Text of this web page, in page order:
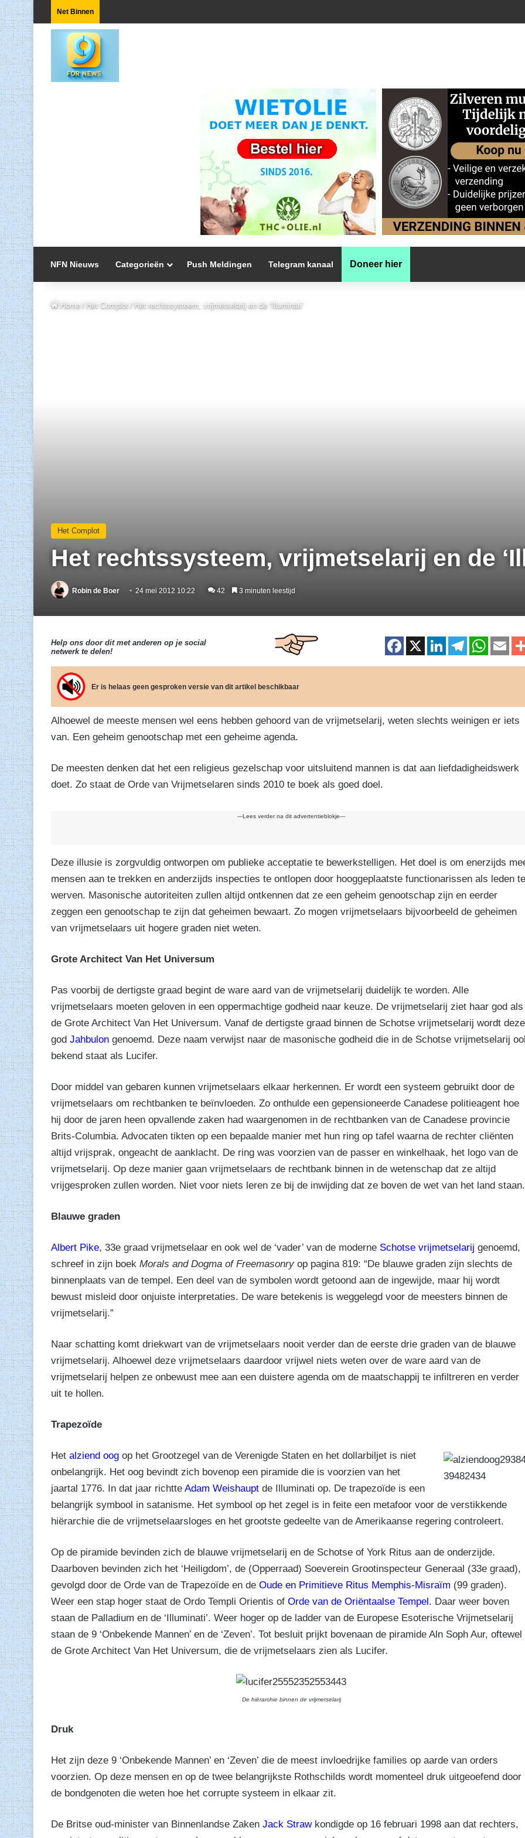
Net Binnen
NFN Nieuws Categorieën Push Meldingen Telegram kanaal Doneer hier
Home / Het Complot / Het rechtssysteem, vrijmetselarij en de ‘Illuminati’
Het Complot
Het rechtssysteem, vrijmetselarij en de
Robin de Boer 24 mei 2012 10:22 42 3 minuten leestijd
Help ons door dit met anderen op je social
netwerk te delen!
F
a
e
b
k
X
Li
n
e
dI
T
el
gr
a
W
h
s
A
E
m
Er is helaas geen gesproken versie van dit artikel beschikbaar
Alhoewel de meeste mensen wel eens hebben gehoord van de vrijmetselarij, weten slechts weinigen er iets
van. Een geheim genootschap met een geheime agenda.
De meesten denken dat het een religieus gezelschap voor uitsluitend mannen is dat aan liefdadigheidswerk
doet. Zo staat de Orde van Vrijmetselaren sinds 2010 te boek als goed doel.
---Lees verder na dit advertentieblokje---
Deze illusie is zorgvuldig ontworpen om publieke acceptatie te bewerkstelligen. Het doel is om enerzijds
mensen aan te trekken en anderzijds inspecties te ontlopen door hooggeplaatste functionarissen als leden te
werven. Masonische autoriteiten zullen altijd ontkennen dat ze een geheim genootschap zijn en eerder
zeggen een genootschap te zijn dat geheimen bewaart. Zo mogen vrijmetselaars bijvoorbeeld de geheimen
van vrijmetselaars uit hogere graden niet weten.
Grote Architect Van Het Universum
Pas voorbij de dertigste graad begint de ware aard van de vrijmetselarij duidelijk te worden. Alle
vrijmetselaars moeten geloven in een oppermachtige godheid naar keuze. De vrijmetselarij ziet haar god als
de Grote Architect Van Het Universum. Vanaf de dertigste graad binnen de Schotse vrijmetselarij wordt deze
god Jahbulon genoemd. Deze naam verwijst naar de masonische godheid die in de Schotse vrijmetselarij
bekend staat als Lucifer.
Door middel van gebaren kunnen vrijmetselaars elkaar herkennen. Er wordt een systeem gebruikt door de
vrijmetselaars om rechtbanken te beïnvloeden. Zo onthulde een gepensioneerde Canadese politieagent hoe
hij door de jaren heen opvallende zaken had waargenomen in de rechtbanken van de Canadese provincie
Brits-Columbia. Advocaten tikten op een bepaalde manier met hun ring op tafel waarna de rechter cliënten
altijd vrijsprak, ongeacht de aanklacht. De ring was voorzien van de passer en winkelhaak, het logo van de
vrijmetselarij. Op deze manier gaan vrijmetselaars de rechtbank binnen in de wetenschap dat ze altijd
vrijgesproken zullen worden. Niet voor niets leren ze bij de inwijding dat ze boven de wet van het land staan.
Blauwe graden
Albert Pike, 33e graad vrijmetselaar en ook wel de ‘vader’ van de moderne Schotse vrijmetselarij genoemd,
schreef in zijn boek Morals and Dogma of Freemasonry op pagina 819: “De blauwe graden zijn slechts de
binnenplaats van de tempel. Een deel van de symbolen wordt getoond aan de ingewijde, maar hij wordt
bewust misleid door onjuiste interpretaties. De ware betekenis is weggelegd voor de meesters binnen de
vrijmetselarij.”
Naar schatting komt driekwart van de vrijmetselaars nooit verder dan de eerste drie graden van de blauwe
vrijmetselarij. Alhoewel deze vrijmetselaars daardoor vrijwel niets weten over de ware aard van de
vrijmetselarij helpen ze onbewust mee aan een duistere agenda om de maatschappij te infiltreren en verder
uit te hollen.
Trapezoïde
Het alziend oog op het Grootzegel van de Verenigde Staten en het dollarbiljet is niet
onbelangrijk. Het oog bevindt zich bovenop een piramide die is voorzien van het
jaartal 1776. In dat jaar richtte Adam Weishaupt de Illuminati op. De trapezoïde is een
belangrijk symbool in satanisme. Het symbool op het zegel is in feite een metafoor voor de verstikkende
hiërarchie die de vrijmetselaarsloges en het grootste gedeelte van de Amerikaanse regering controleert.
Op de piramide bevinden zich de blauwe vrijmetselarij en de Schotse of York Ritus aan de onderzijde.
Daarboven bevinden zich het ‘Heiligdom’, de (Opperraad) Soeverein Grootinspecteur Generaal (33e graad),
gevolgd door de Orde van de Trapezoïde en de Oude en Primitieve Ritus Memphis-Misraïm (99 graden).
Weer een stap hoger staat de Ordo Templi Orientis of Orde van de Oriëntaalse Tempel . Daar weer boven
staan de Palladium en de ‘Illuminati’. Weer hoger op de ladder van de Europese Esoterische Vrijmetselarij
staan de 9 ‘Onbekende Mannen’ en de ‘Zeven’. Tot besluit prijkt bovenaan de piramide Aln Soph Aur, oftewel
de Grote Architect Van Het Universum, die de vrijmetselaars zien als Lucifer.
De hiërarchie binnen de vrijmetselarij
Druk
Het zijn deze 9 ‘Onbekende Mannen’ en ‘Zeven’ die de meest invloedrijke families op aarde van orders
voorzien. Op deze mensen en op de twee belangrijkste Rothschilds wordt momenteel druk uitgeoefend door
de bondgenoten die weten hoe het corrupte systeem in elkaar zit.
De Britse oud-minister van Binnenlandse Zaken Jack Strawkondigde op 16 februari 1998 aan dat rechters,